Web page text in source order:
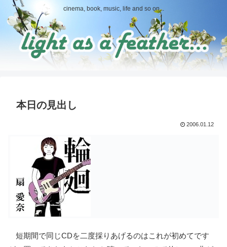
cinema, book, music, life and so on...
本日の見出し
2006.01.12
短期間で同じCDを二度採りあげるのはこれが初めてです